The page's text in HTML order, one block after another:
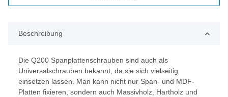
Beschreibung
Die Q200 Spanplattenschrauben sind auch als
Universalschrauben bekannt, da sie sich vielseitig
einsetzen lassen. Man kann nicht nur Span- und MDF-
Platten fixieren, sondern auch Massivholz, Hartholz und